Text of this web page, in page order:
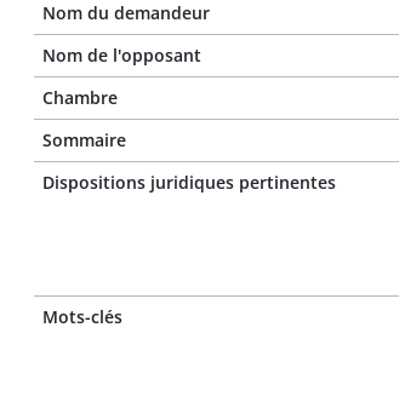
Nom du demandeur
Nom de l'opposant
Chambre
Sommaire
Dispositions juridiques pertinentes
Mots-clés